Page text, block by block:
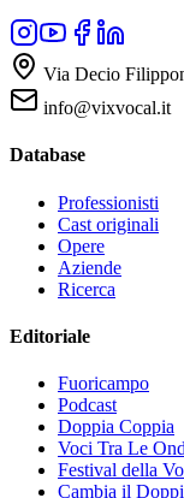
Via Decio
info@vixvocal.it
Database
Professionisti
Cast originali
Opere
Aziende
Ricerca
Editoriale
Fuoricampo
Podcast
Doppia Coppia
Voci Tra Le
Festival della
Cambia il